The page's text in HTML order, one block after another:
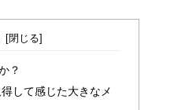
？
して感じた大きなメ